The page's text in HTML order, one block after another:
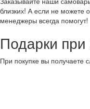
близких! А если не можете
менеджеры всегда помогут!
Подарки при
При покупке вы получаете